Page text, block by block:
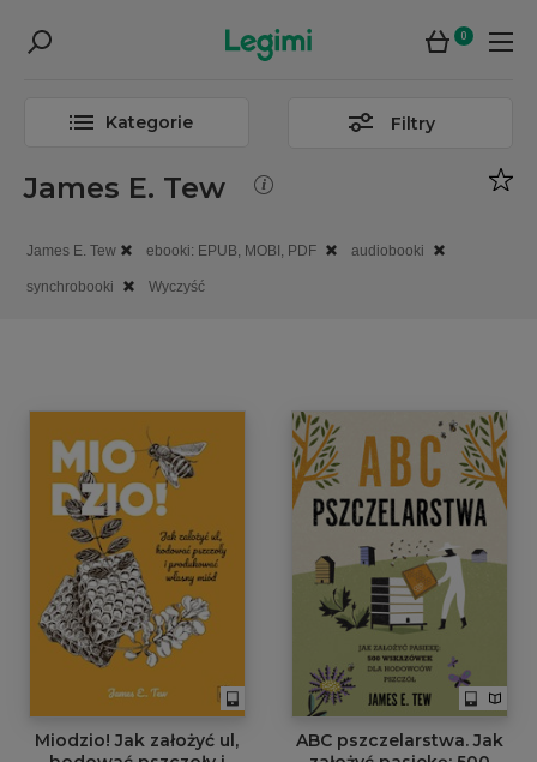
0
Kategorie Filtry
James E. Tew
James E. Tew ebooki: EPUB, MOBI, PDF audiobooki
synchrobooki Wyczyść
Miodzio! Jak założyć ul,
ABC pszczelarstwa. Jak